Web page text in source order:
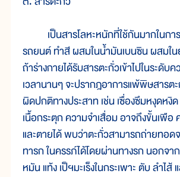
เป็นสารโลหะหนักที่ใช้กันมากในกา
รถยนต์ ทำสี ผสมในน้ำมันเบนซิน ผสมใ
ถ้าร่างกายได้รับสารตะกั่วเข้าไปในระดับ
เวลานานๆ จะปรากฎอาการแพ้พิษสารต
ผิดปกติทางประสาท เช่น เซื่องซึมหงุดหงิ
เนื้อกระตุก ความจำเสื่อม อาจถึงขั้นเพื
และตายได้ พบว่าตะกั่วสามารถถ่ายทอด
ทารก ในครรภ์ได้โดยผ่านทางรก นอกจา
หมัน แท้ง เป็ฯมะเร็งในกระเพาะ ตับ ลำไส้